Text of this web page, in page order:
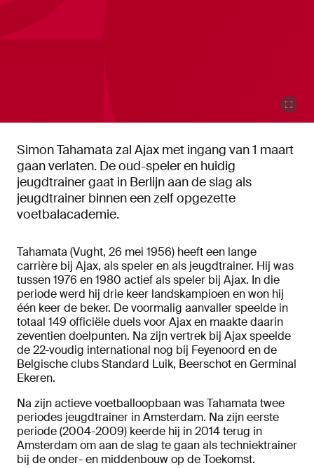
Simon Tahamata zal Ajax met ingang van 1 maart
gaan verlaten. De oud-speler en huidig
jeugdtrainer gaat in Berlijn aan de slag als
jeugdtrainer binnen een zelf opgezette
voetbalacademie.
Tahamata (Vught, 26 mei 1956) heeft een lange
carrière bij Ajax, als speler en als jeugdtrainer. Hij was
tussen 1976 en 1980 actief als speler bij Ajax. In die
periode werd hij drie keer landskampioen en won hij
één keer de beker. De voormalig aanvaller speelde in
totaal 149 officiële duels voor Ajax en maakte daarin
zeventien doelpunten. Na zijn vertrek bij Ajax speelde
de 22-voudig international nog bij Feyenoord en de
Belgische clubs Standard Luik, Beerschot en Germinal
Ekeren.
Na zijn actieve voetballoopbaan was Tahamata twee
periodes jeugdtrainer in Amsterdam. Na zijn eerste
periode (2004-2009) keerde hij in 2014 terug in
Amsterdam om aan de slag te gaan als techniektrainer
bij de onder- en middenbouw op de Toekomst.